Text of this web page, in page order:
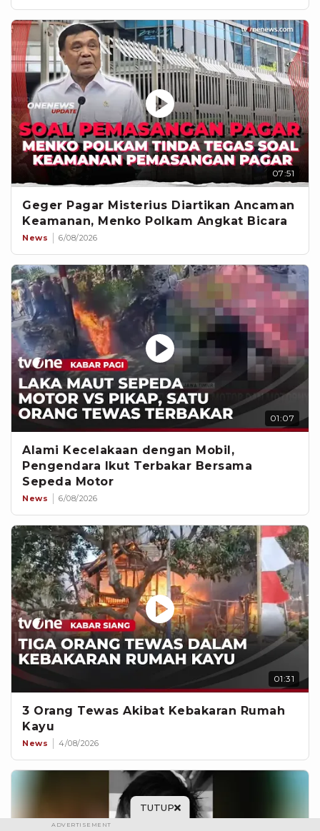
07:51
Geger Pagar Misterius Diartikan Ancaman
Keamanan, Menko Polkam Angkat Bicara
News 6/08/2026
01:07
Alami Kecelakaan dengan Mobil,
Pengendara Ikut Terbakar Bersama
Sepeda Motor
News 6/08/2026
01:31
3 Orang Tewas Akibat Kebakaran Rumah
Kayu
News 4/08/2026
TUTUP
ADVERTISEMENT